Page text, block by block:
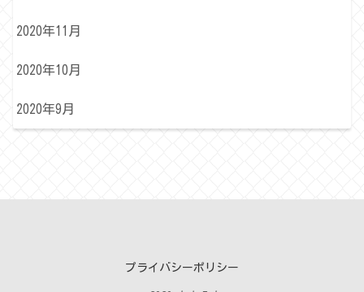
2020年11月
2020年10月
2020年9月
プライバシーポリシー